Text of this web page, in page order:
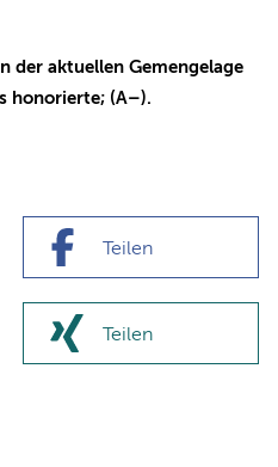
der aktuellen Gemengelage
honorierte; (A–).
Teilen
Teilen